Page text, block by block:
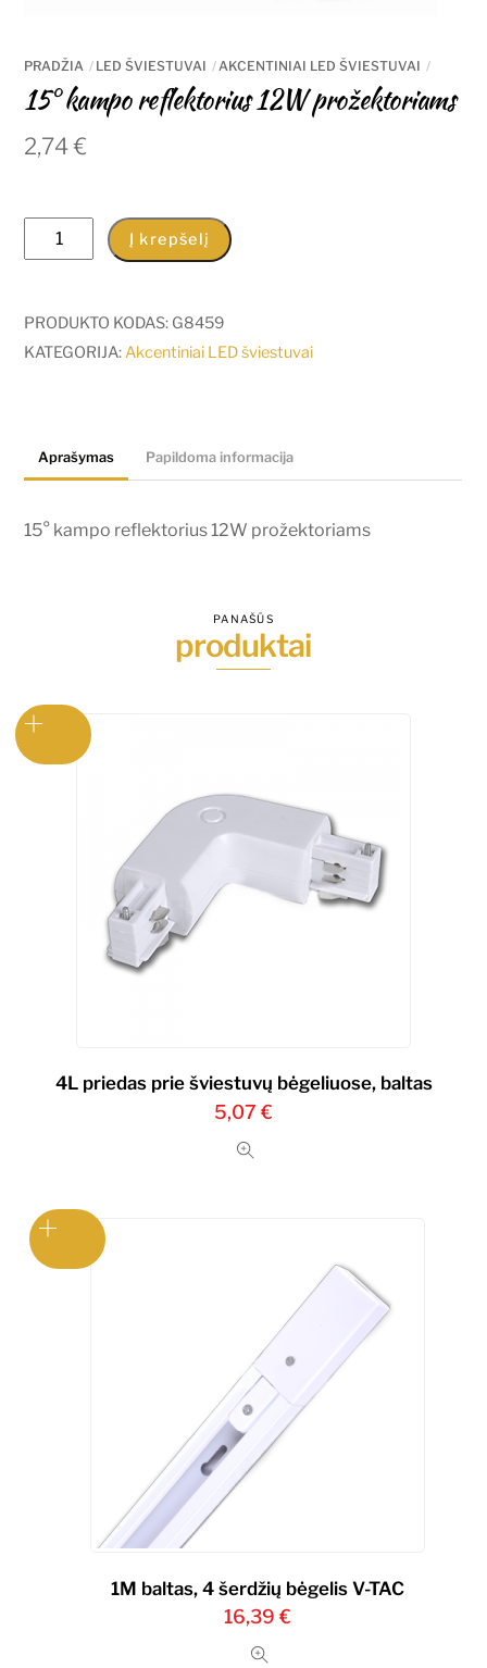
PRADŽIA LED ŠVIESTUVAI AKCENTINIAI LED ŠVIESTUVAI
15° kampo reflektorius 12W prožektoriams
2,74€
produkto
kiekis:
kampo
reflektorius
Į krepšelį
PRODUKTO KODAS: G8459
KATEGORIJA:Akcentiniai LED šviestuvai
Aprašymas Papildoma informacija
15° kampo reflektorius 12W prožektoriams
PANAŠŪS
produktai
4L priedas prie šviestuvų bėgeliuose, baltas
5,07 €
1M baltas, 4 šerdžių bėgelis V-TAC
16,39 €